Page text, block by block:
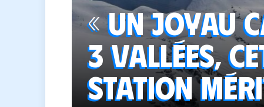
« Un joyau
3 Vallées,
station